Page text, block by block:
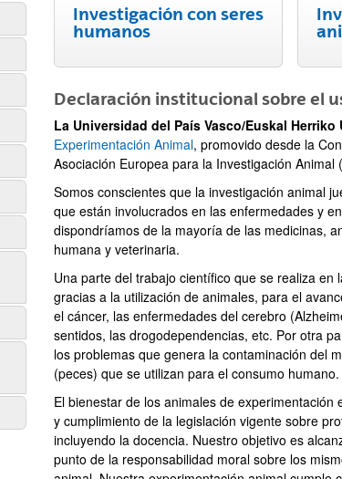
Investigación con seres
humanos
Declaración institucional sobre el
La Universidad del País Vasco/Euskal Herriko
Experimentación Animal, promovido desde la
Asociación Europea para la Investigación
Somos conscientes que la investigación animal
que están involucrados en las enfermedades y
dispondríamos de la mayoría de las medicinas,
humana y veterinaria.
Una parte del trabajo científico que se realiza
gracias a la utilización de animales, para el
el cáncer, las enfermedades del cerebro
sentidos, las drogodependencias, etc. Por otra
los problemas que genera la contaminación del
(peces) que se utilizan para el consumo humano.
El bienestar de los animales de
y cumplimiento de la legislación vigente sobre
incluyendo la docencia. Nuestro objetivo es
punto de la responsabilidad moral sobre los